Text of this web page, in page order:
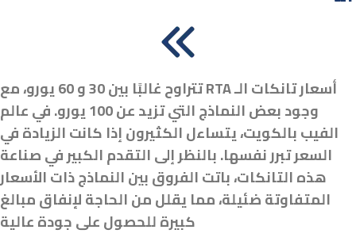
أسعار تانكات الـ RTA تتراوح غالبًا بين 30 و 60 يورو، مع
وجود بعض النماذج التي تزيد عن 100 يورو. في عالم
الفيب بالكويت، يتساءل الكثيرون إذا كانت الزيادة في
السعر تبرر نفسها. بالنظر إلى التقدم الكبير في صناعة
هذه التانكات، باتت الفروق بين النماذج ذات الأسعار
المتفاوتة ضئيلة، مما يقلل من الحاجة لإنفاق مبالغ
كبيرة للحصول على جودة عالية